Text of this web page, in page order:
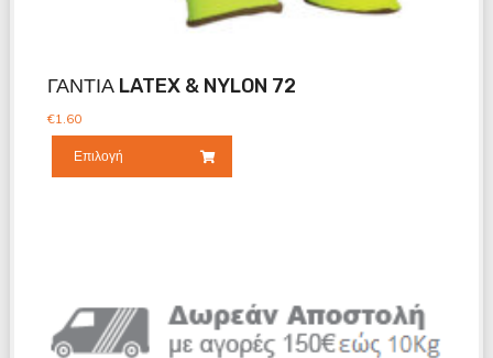
ΓΑΝΤΙΑ LATEX & NYLON 72
€1.60
Επιλογή